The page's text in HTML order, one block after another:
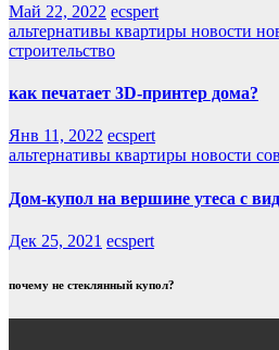
Май 22, 2022 ecspert
альтернативы квартиры новости
строительство
как печатает 3D-принтер дома?
Янв 11, 2022 ecspert
альтернативы квартиры новости
Дом-купол на вершине утеса с
Дек 25, 2021 ecspert
почему не стеклянный купол?